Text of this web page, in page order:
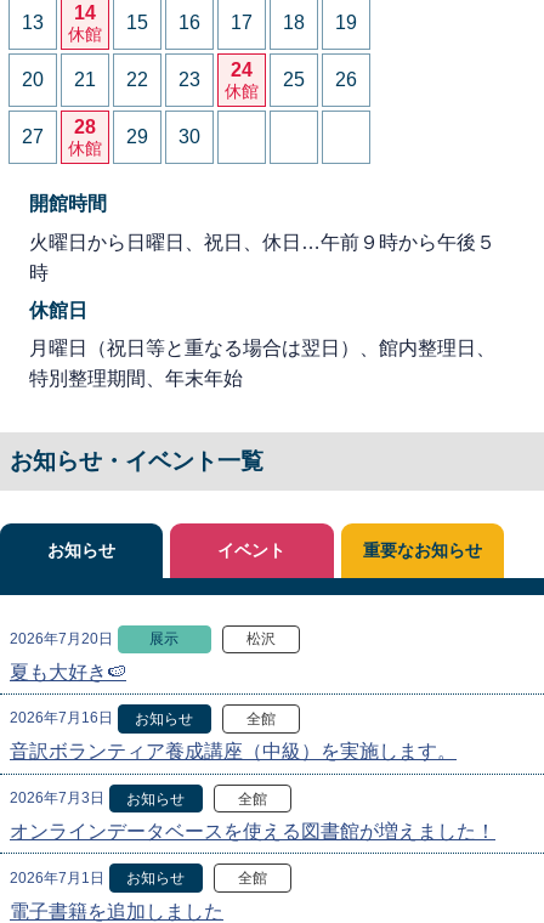
13 14
休館
15 16 17 18 19
20 21 22 23 24
休館
25 26
27 28
休館
29 30
開館時間
火曜日から日曜日、祝日、休日…午前９時から午後５
時
休館日
月曜日（祝日等と重なる場合は翌日）、館内整理日、
特別整理期間、年末年始
お知らせ・イベント一覧
お知らせ
2026年7月20日 展示 松沢
夏も大好き🍉
2026年7月16日 お知らせ 全館
音訳ボランティア養成講座（中級）を実施します。
2026年7月3日 お知らせ 全館
オンラインデータベースを使える図書館が増えました！
2026年7月1日 お知らせ 全館
電子書籍を追加しました
イベント 重要なお知らせ